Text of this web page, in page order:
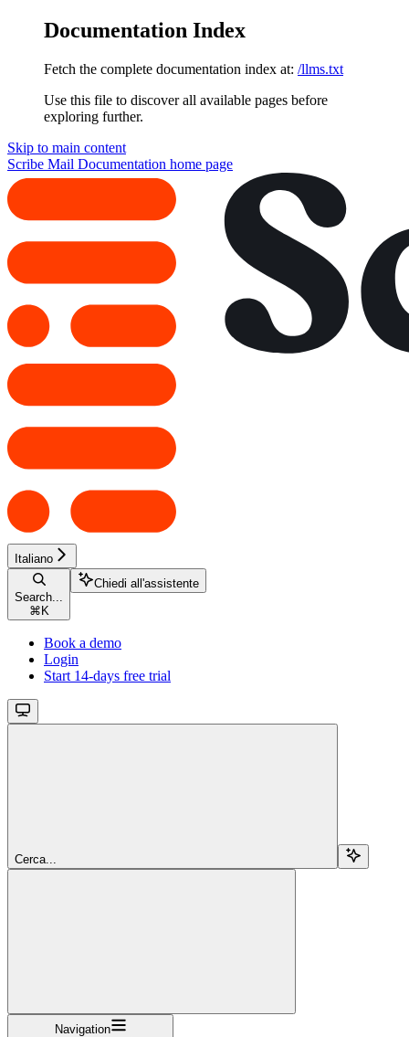
Documentation Index
Fetch the complete documentation index at: /llms.txt
Use this file to discover all available pages before
exploring further.
Skip to main content
Scribe Mail Documentation home page
Italiano
Search...
⌘ K
Chiedi all'assistente
Book a demo
Login
Start 14-days free trial
Cerca...
Navigation